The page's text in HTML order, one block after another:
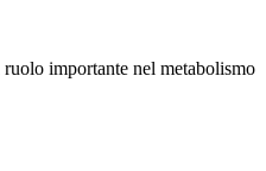
ruolo importante nel metabolismo